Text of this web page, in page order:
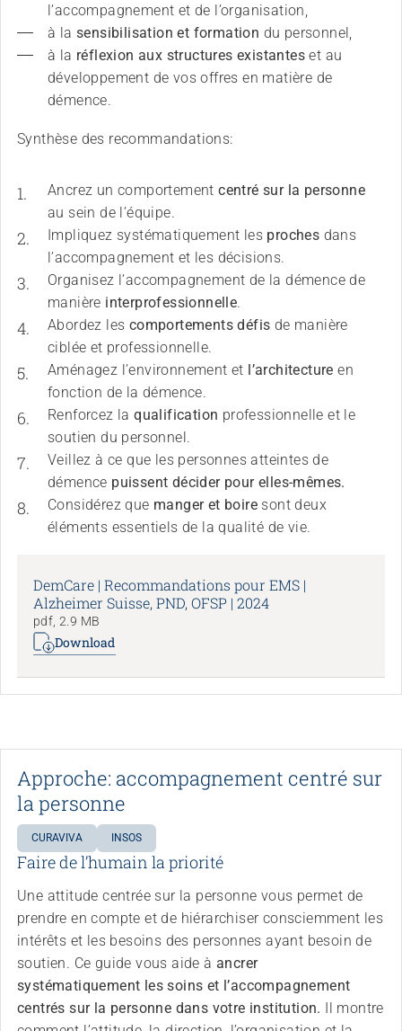
l’accompagnement et de l’organisation,
à la sensibilisation et formation du personnel,
à la réflexion aux structures existantes et au
développement de vos offres en matière de
démence.
Synthèse des recommandations:
Ancrez un comportement centré sur la personne
au sein de l’équipe.
Impliquez systématiquement les proches dans
l’accompagnement et les décisions.
Organisez l’accompagnement de la démence de
manière interprofessionnelle.
Abordez les comportements défis de manière
ciblée et professionnelle.
Aménagez l’environnement et l’architecture en
fonction de la démence.
Renforcez la qualification professionnelle et le
soutien du personnel.
Veillez à ce que les personnes atteintes de
démence puissent décider pour elles-mêmes.
Considérez que manger et boire sont deux
éléments essentiels de la qualité de vie.
DemCare | Recommandations pour EMS |
Alzheimer Suisse, PND, OFSP | 2024
pdf, 2.9 MB
Download
Approche: accompagnement centré sur
la personne
CURAVIVA INSOS
Faire de l’humain la priorité
Une attitude centrée sur la personne vous permet de
prendre en compte et de hiérarchiser consciemment les
intérêts et les besoins des personnes ayant besoin de
soutien. Ce guide vous aide à ancrer
systématiquement les soins et l’accompagnement
centrés sur la personne dans votre institution. Il montre